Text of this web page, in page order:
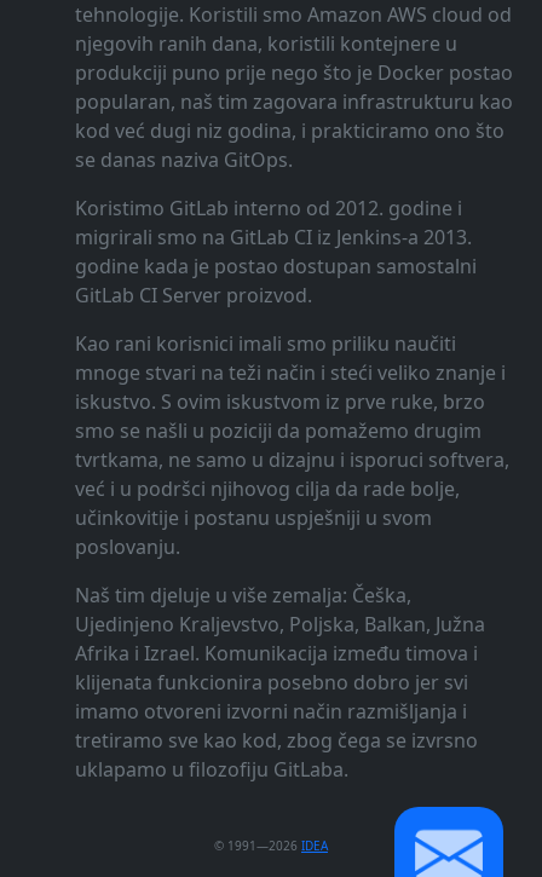
tehnologije. Koristili smo Amazon AWS cloud od
njegovih ranih dana, koristili kontejnere u
produkciji puno prije nego što je Docker postao
popularan, naš tim zagovara infrastrukturu kao
kod već dugi niz godina, i prakticiramo ono što
se danas naziva GitOps.
Koristimo GitLab interno od 2012. godine i
migrirali smo na GitLab CI iz Jenkins-a 2013.
godine kada je postao dostupan samostalni
GitLab CI Server proizvod.
Kao rani korisnici imali smo priliku naučiti
mnoge stvari na teži način i steći veliko znanje i
iskustvo. S ovim iskustvom iz prve ruke, brzo
smo se našli u poziciji da pomažemo drugim
tvrtkama, ne samo u dizajnu i isporuci softvera,
već i u podršci njihovog cilja da rade bolje,
učinkovitije i postanu uspješniji u svom
poslovanju.
Naš tim djeluje u više zemalja: Češka,
Ujedinjeno Kraljevstvo, Poljska, Balkan, Južna
Afrika i Izrael. Komunikacija između timova i
klijenata funkcionira posebno dobro jer svi
imamo otvoreni izvorni način razmišljanja i
tretiramo sve kao kod, zbog čega se izvrsno
uklapamo u filozofiju GitLaba.
© 1991—2026 IDEA